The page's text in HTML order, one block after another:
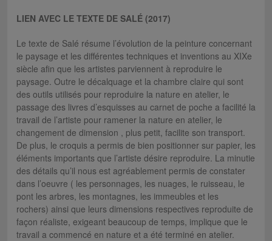
LIEN AVEC LE TEXTE DE SALÉ (2017)
Le texte de Salé résume l’évolution de la peinture concernant
le paysage et les différentes techniques et inventions au XIXe
siècle afin que les artistes parviennent à reproduire le
paysage. Outre le décalquage et la chambre claire qui sont
des outils utilisés pour reproduire la nature en atelier, le
passage des livres d’esquisses au carnet de poche a facilité la
travail de l’artiste pour ramener la nature en atelier, le
changement de dimension , plus petit, facilite son transport.
De plus, le croquis a permis de bien positionner sur papier, les
éléments importants que l’artiste désire reproduire. La minutie
des détails qu’il nous est agréablement permis de constater
dans l’oeuvre ( les personnages, les nuages, le ruisseau, le
pont les arbres, les montagnes, les immeubles et les
rochers) ainsi que leurs dimensions respectives reproduite de
façon réaliste, exigeant beaucoup de temps, implique que le
travail a commencé en nature et a été terminé en atelier.